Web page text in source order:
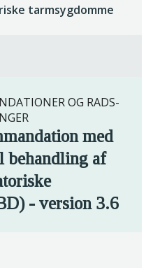
tarmsygdomme
OG RADS-
med
af
- version 3.6